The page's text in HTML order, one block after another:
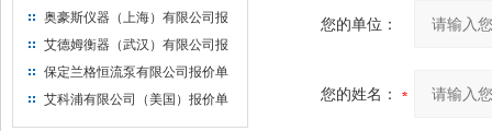
单
奥豪斯仪器（上海）有限公司报
价单
艾德姆衡器（武汉）有限公司报
价单
保定兰格恒流泵有限公司报价单
艾科浦有限公司（美国）报价单
您的单位：
您的姓名：